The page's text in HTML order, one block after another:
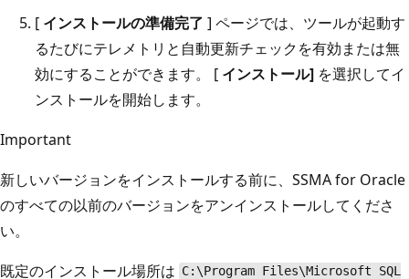
[ インストールの準備完了 ] ページでは、ツールが起動す
るたびにテレメトリと自動更新チェックを有効または無
効にすることができます。 [ インストール] を選択してイ
ンストールを開始します。
Important
新しいバージョンをインストールする前に、SSMA for Oracle
のすべての以前のバージョンをアンインストールしてくださ
い。
既定のインストール場所は C:\Program Files\Microsoft SQL